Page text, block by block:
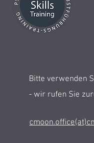
Bitte verwenden
- wir rufen Sie